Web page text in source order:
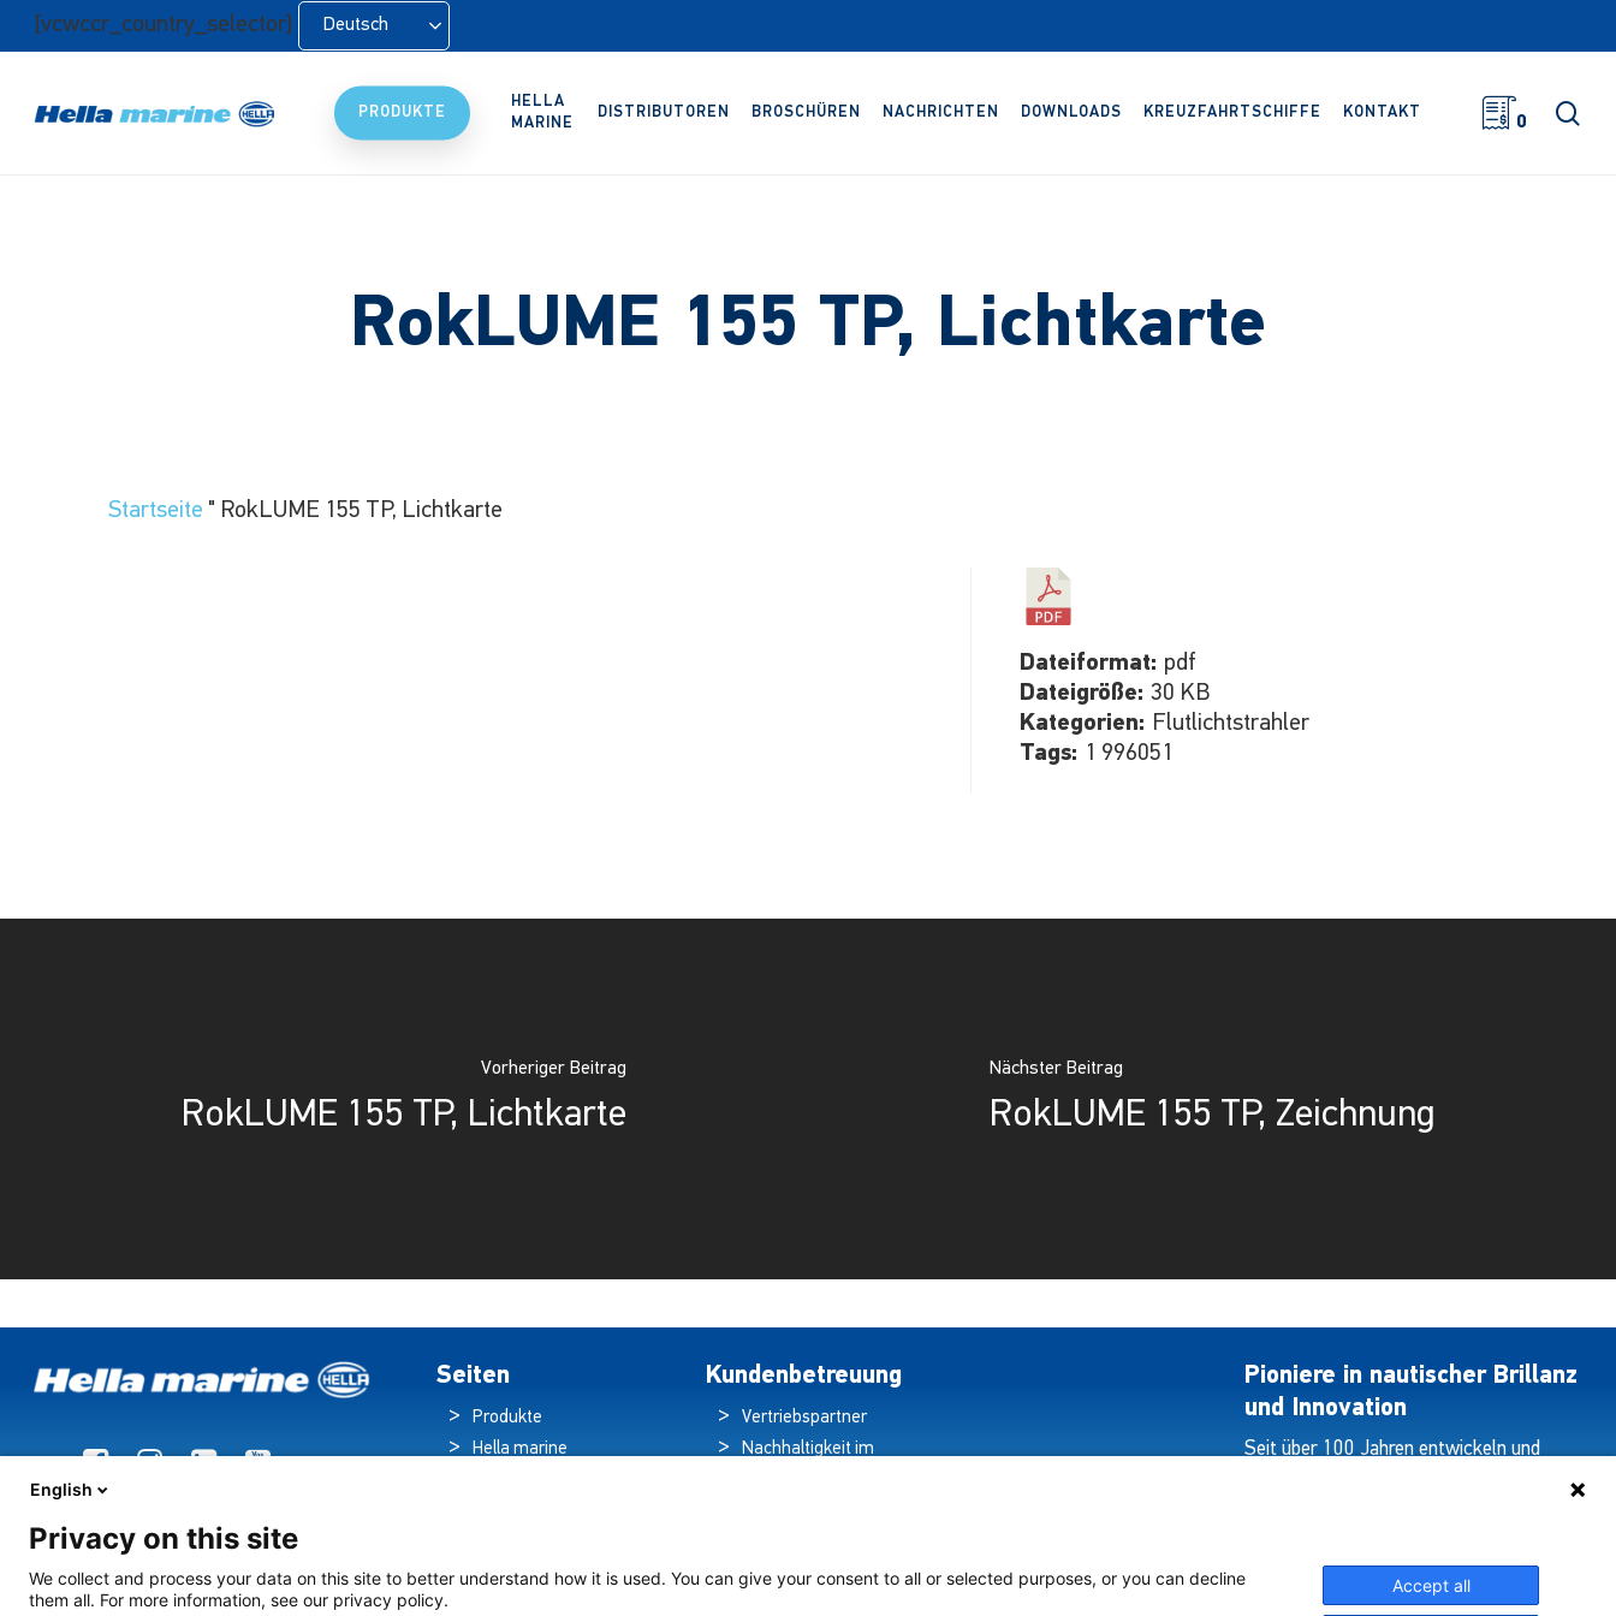
Zum[vcwccr_country_selector] Deutsch
PRODUKTE
HELLA
MARINE
DISTRIBUTOREN BROSCHÜREN NACHRICHTEN DOWNLOADS KREUZFAHRTSCHIFFE KONTAKT
0
RokLUME 155 TP, Lichtkarte
Startseite " RokLUME 155 TP, Lichtkarte
Dateiformat: pdf
Dateigröße: 30 KB
Kategorien: Flutlichtstrahler
Tags: 1 996051
Vorheriger Beitrag
RokLUME 155 TP, Lichtkarte
Nächster Beitrag
RokLUME 155 TP, Zeichnung
Seiten
Produkte
Hella marine
Beleuchtung auf
Kundenbetreuung
Vertriebspartner
Nachhaltigkeit im
Erklärung zum
Pioniere in nautischer Brillanz
und Innovation
Seit über 100 Jahren entwickeln und
English
Privacy on this site
We collect and process your data on this site to better understand how it is used. You can give your consent to all or selected purposes, or you can decline
them all. For more information, see our privacy policy.
Accept all